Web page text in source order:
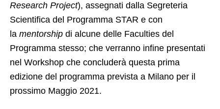
Research Project), assegnati dalla Segreteria
Scientifica del Programma STAR e con
la mentorship di alcune delle Faculties del
Programma stesso; che verranno infine presentati
nel Workshop che concluderà questa prima
edizione del programma prevista a Milano per il
prossimo Maggio 2021.